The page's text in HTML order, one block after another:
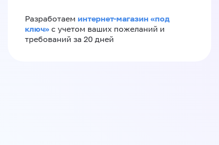
Разработаем интернет-магазин «‎под
ключ»‎ с учетом ваших пожеланий и
требований за 20 дней